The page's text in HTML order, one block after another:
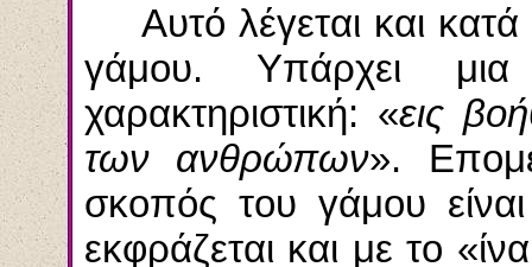
Αυτό λέγεται και
γάμου. Υπάρχει
χαρακτηριστική: «εις
των ανθρώπων».
σκοπός του γάμου
εκφράζεται και με το